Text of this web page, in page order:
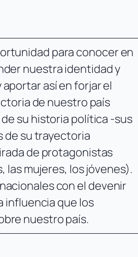
para conocer en
nuestra identidad y
así en forjar el
de nuestro país
su historia política -sus
de su trayectoria
de protagonistas
las mujeres, los jóvenes).
con el devenir
influencia que los
nuestro país.